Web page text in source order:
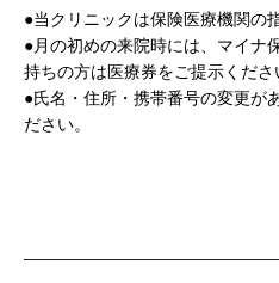
●当クリニックは保険医療機関の
●月の初めの来院時には、マイナ
持ちの方は医療券をご提示くださ
●氏名・住所・携帯番号の変更が
ださい。